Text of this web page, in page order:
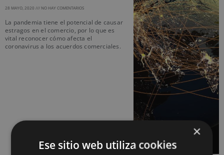
28 MAYO, 2020 NO HAY COMENTARIOS
La pandemia tiene el potencial de causar
estragos en el comercio, por lo que es
vital reconocer cómo afecta el
coronavirus a los acuerdos comerciales.
×
Ese sitio web utiliza cookies